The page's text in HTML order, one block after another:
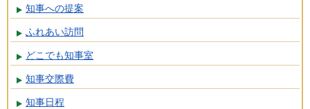
知事への提案
ふれあい訪問
どこでも知事室
知事交際費
知事日程